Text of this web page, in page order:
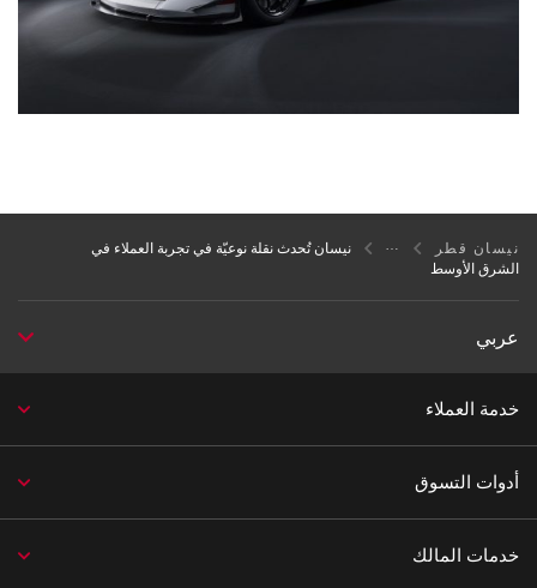
نيسان قطر
نيسان تُحدث نقلة نوعيّة في تجربة العملاء في
الشرق الأوسط
عربي
خدمة العملاء
أدوات التسوق
خدمات المالك